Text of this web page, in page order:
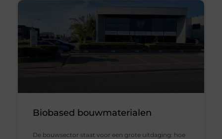
Biobased bouwmaterialen
De bouwsector staat voor een grote uitdaging: hoe